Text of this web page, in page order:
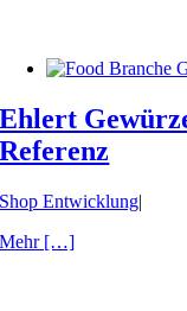
Ehlert
Referenz
Shop Entwicklung|
Mehr […]